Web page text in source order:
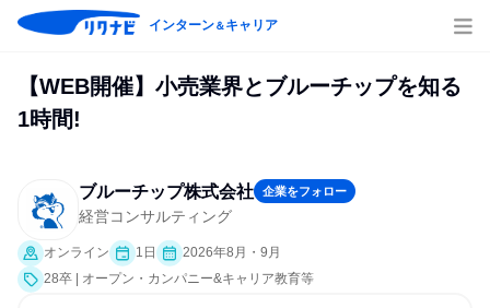
インターン＆キャリア
【WEB開催】小売業界とブルーチップを知る
1時間!
ブルーチップ株式会社 企業をフォロー
経営コンサルティング
オンライン 1日
2026年8月・9月
28卒 | オープン・カンパニー&キャリア教育等